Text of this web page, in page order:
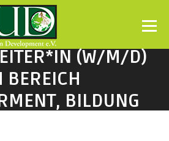
Menü
(W/M/D)
BEREICH
BILDUNG